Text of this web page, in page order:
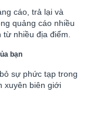
cáo, trả lại và
quảng cáo nhiều
nhiều địa điểm.
bạn
sự phức tạp trong
xuyên biên giới